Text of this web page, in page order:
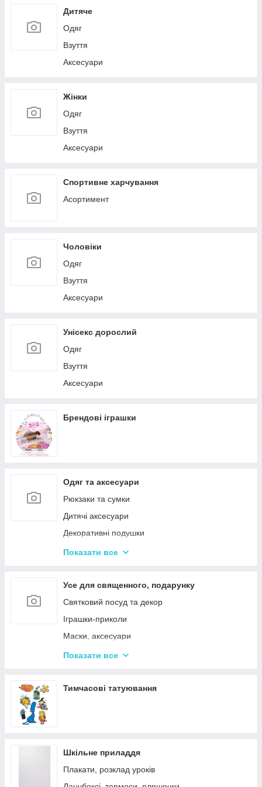
Дитяче
Одяг
Взуття
Аксесуари
Жінки
Одяг
Взуття
Аксесуари
Спортивне харчування
Асортимент
Чоловіки
Одяг
Взуття
Аксесуари
Унісекс дорослий
Одяг
Взуття
Аксесуари
Брендові іграшки
Одяг та аксесуари
Рюкзаки та сумки
Дитячі аксесуари
Декоративні подушки
Дитячі парасольки
Показати все
Усе для священного, подарунку
Святковий посуд та декор
Іграшки-приколи
Маски, аксесуари
Повітряні кульки
Фоторамки і фотоальбоми
Показати все
Тимчасові татуювання
Шкільне приладдя
Плакати, розклад уроків